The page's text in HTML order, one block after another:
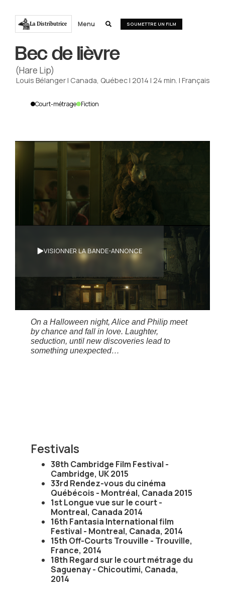
La Distributrice Menu  SOUMETTRE UN FILM
Bec de lièvre
(Hare Lip)
Louis Bélanger| Canada, Québec| 2014 | 24 min. | Français
Court-métrage Fiction
VISIONNER LA BANDE-ANNONCE
Synopsis
Alice et Philippe s’amourachent l’un de
l’autre au hasard d'une rencontre. Mais
l’eros et le thanatos vaquent à l’unisson, et
ébranlent la possibilité d’une liaison en
On a Halloween night, Alice and Philip meet
by chance and fall in love. Laughter,
seduction, until new discoveries lead to
something unexpected…
Festivals
38th Cambridge Film Festival -
Cambridge, UK 2015
33rd Rendez-vous du cinéma
Québécois - Montréal, Canada 2015
1st Longue vue sur le court -
Montreal, Canada 2014
16th Fantasia International film
Festival - Montreal, Canada, 2014
15th Off-Courts Trouville - Trouville,
France, 2014
18th Regard sur le court métrage du
Saguenay - Chicoutimi, Canada,
2014